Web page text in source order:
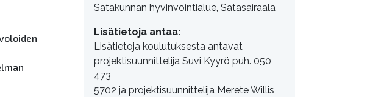
Satakunnan hyvinvointialue, Satasairaala
Lisätietoja antaa:
Lisätietoja koulutuksesta antavat
projektisuunnittelija Suvi Kyyrö puh. 050
473
5702 ja projektisuunnittelija Merete Willis